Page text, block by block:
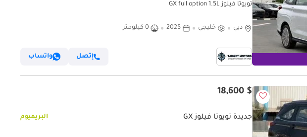
تويوتا فيلوز GX full option 1.5L
دبي خليجي 2025 0 كيلومتر
إتصل واتساب
$ 18,600
جديدة تويوتا فيلوز GX البريميوم